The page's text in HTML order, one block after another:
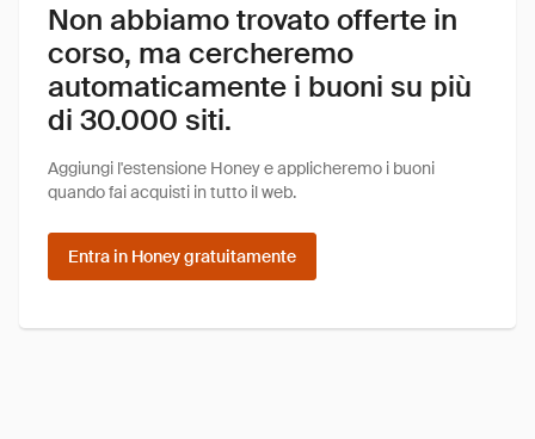
Non abbiamo trovato offerte in
corso, ma cercheremo
automaticamente i buoni su più
di 30.000 siti.
Aggiungi l'estensione Honey e applicheremo i buoni
quando fai acquisti in tutto il web.
Entra in Honey gratuitamente